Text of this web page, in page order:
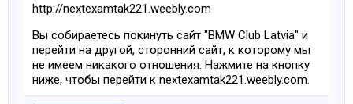
http://nextexamtak221.weebly.com
Вы собираетесь покинуть сайт "BMW Club Latvia" и
перейти на другой, сторонний сайт, к которому мы
не имеем никакого отношения. Нажмите на кнопку
ниже, чтобы перейти к nextexamtak221.weebly.com.